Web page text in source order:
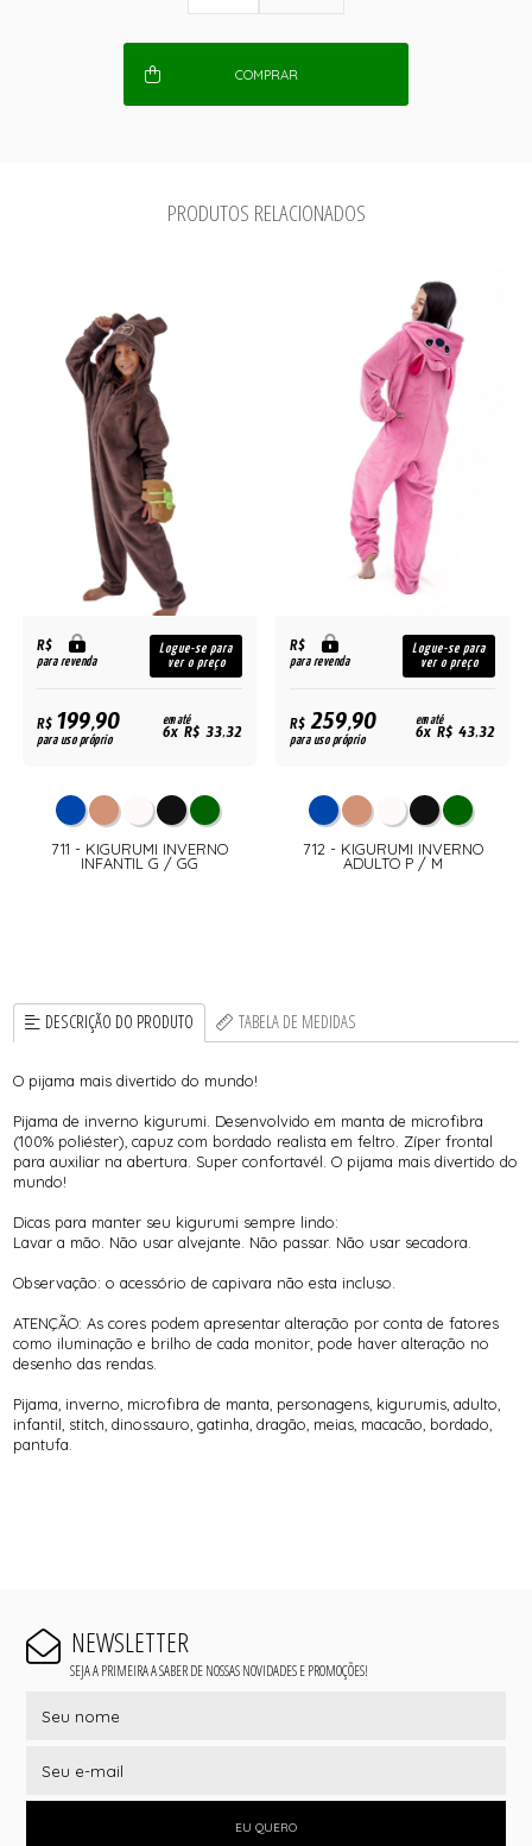
COMPRAR
PRODUTOS RELACIONADOS
R$
para revenda
Logue-se para
ver o preço
R$199,90
para uso próprio
em até
6x R$ 33,32
711 - KIGURUMI INVERNO
INFANTIL G / GG
R$
para revenda
Logue-se para
ver o preço
R$259,90
para uso próprio
em até
6x R$ 43,32
712 - KIGURUMI INVERNO
ADULTO P / M
DESCRIÇÃO DO PRODUTO TABELA DE MEDIDAS
O pijama mais divertido do mundo!
Pijama de inverno kigurumi. Desenvolvido em manta de microfibra
(100% poliéster), capuz com bordado realista em feltro. Zíper frontal
para auxiliar na abertura. Super confortavél. O pijama mais divertido do
mundo!
Dicas para manter seu kigurumi sempre lindo:
Lavar a mão. Não usar alvejante. Não passar. Não usar secadora.
Observação: o acessório de capivara não esta incluso.
ATENÇÃO: As cores podem apresentar alteração por conta de fatores
como iluminação e brilho de cada monitor, pode haver alteração no
desenho das rendas.
Pijama, inverno, microfibra de manta, personagens, kigurumis, adulto,
infantil, stitch, dinossauro, gatinha, dragão, meias, macacão, bordado,
pantufa.
NEWSLETTER
SEJA A PRIMEIRA A SABER DE NOSSAS NOVIDADES E PROMOÇÕES!
EU QUERO